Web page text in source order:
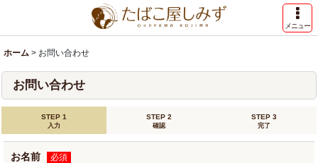
メニュー
ホーム > お問い合わせ
お問い合わせ
STEP 1
入力
STEP 2
確認
STEP 3
完了
お名前 必須